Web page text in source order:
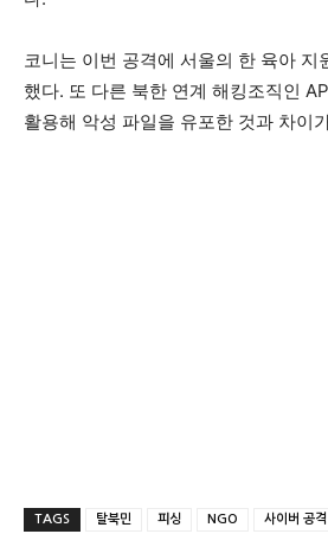
코니는 이번 공격에 서울의 한 육아 지
했다. 또 다른 북한 연계 해킹조직인
활용해 악성 파일을 유포한 것과 차이
TAGS 탈북민 피싱 NGO 사이버 공격